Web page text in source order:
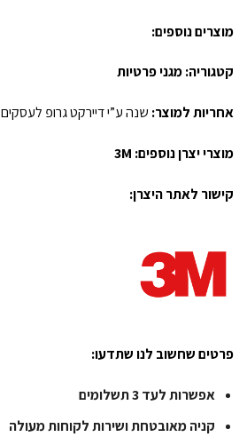
מוצרים נוספים:
קטגוריה:מגני פרטיות
אחריות למוצר: שנה ע”י דיירקט גרופ לעסקים
מוצרי יצרן נוספים: 3M
קישור לאתר היצרן:
פרטים שחשוב לנו שתדעו:
אפשרות לעד 3 תשלומים
קניה מאובטחת ושירות לקוחות מעולה